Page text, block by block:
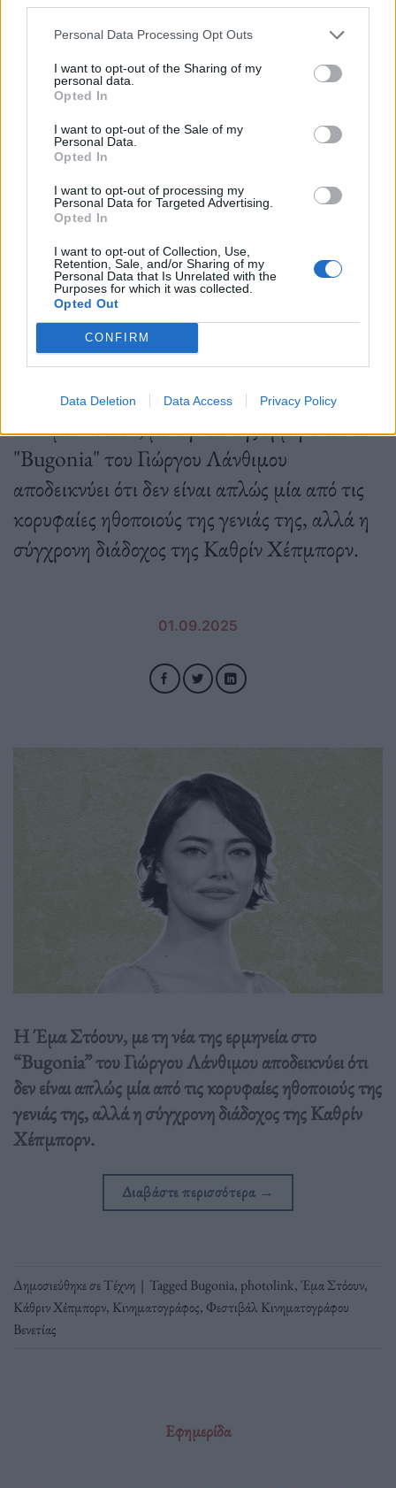
Personal Data Processing Opt Outs
I want to opt-out of the Sharing of my
personal data.
Opted In
I want to opt-out of the Sale of my
Personal Data.
Opted In
I want to opt-out of processing my
Personal Data for Targeted Advertising.
Opted In
I want to opt-out of Collection, Use,
Retention, Sale, and/or Sharing of my
Personal Data that Is Unrelated with the
Purposes for which it was collected.
Opted Out
CONFIRM
Data Deletion Data Access Privacy Policy
Διαβάστε περισσότερα
Δημοσιεύθηκε σε Events 31ες Νύχτες Πρεμιέρας,Bugonia
photolink,Γιώργος Λάνθιμος
Εφημερίδα
Η Έμα Στόουν γίνεται η σύγχρονη Καθρίν Χέπμπορν και το
“Bugonia” το αποδεικνύει
Η Έμα Στόουν, με τη νέα της ερμηνεία στο
"Bugonia" του Γιώργου Λάνθιμου
αποδεικνύει ότι δεν είναι απλώς μία από τις
κορυφαίες ηθοποιούς της γενιάς της, αλλά η
σύγχρονη διάδοχος της Καθρίν Χέπμπορν.
01.09.2025
Η Έμα Στόουν, με τη νέα της ερμηνεία στο
“Bugonia” του Γιώργου Λάνθιμου αποδεικνύει ότι
δεν είναι απλώς μία από τις κορυφαίες ηθοποιούς της
γενιάς της, αλλά η σύγχρονη διάδοχος της Καθρίν
Χέπμπορν.
Διαβάστε περισσότερα →
Δημοσιεύθηκε σεΤέχνη | TaggedBugonia, photolink,Έμα Στόουν,
Κάθριν Χέπμπορν, Κινηματογράφος, Φεστιβάλ Κινηματογράφου
Βενετίας
Εφημερίδα